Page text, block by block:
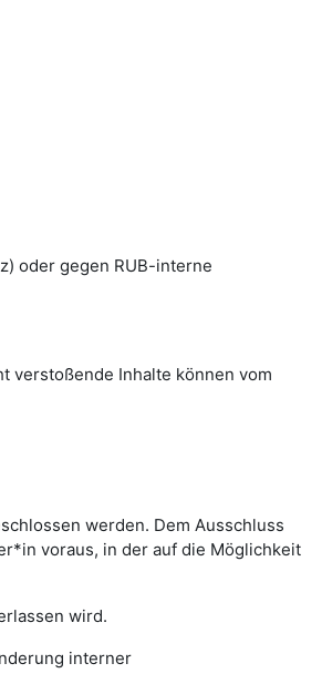
oder gegen RUB-interne
verstoßende Inhalte können vom
werden. Dem Ausschluss
voraus, in der auf die Möglichkeit
wird.
interner